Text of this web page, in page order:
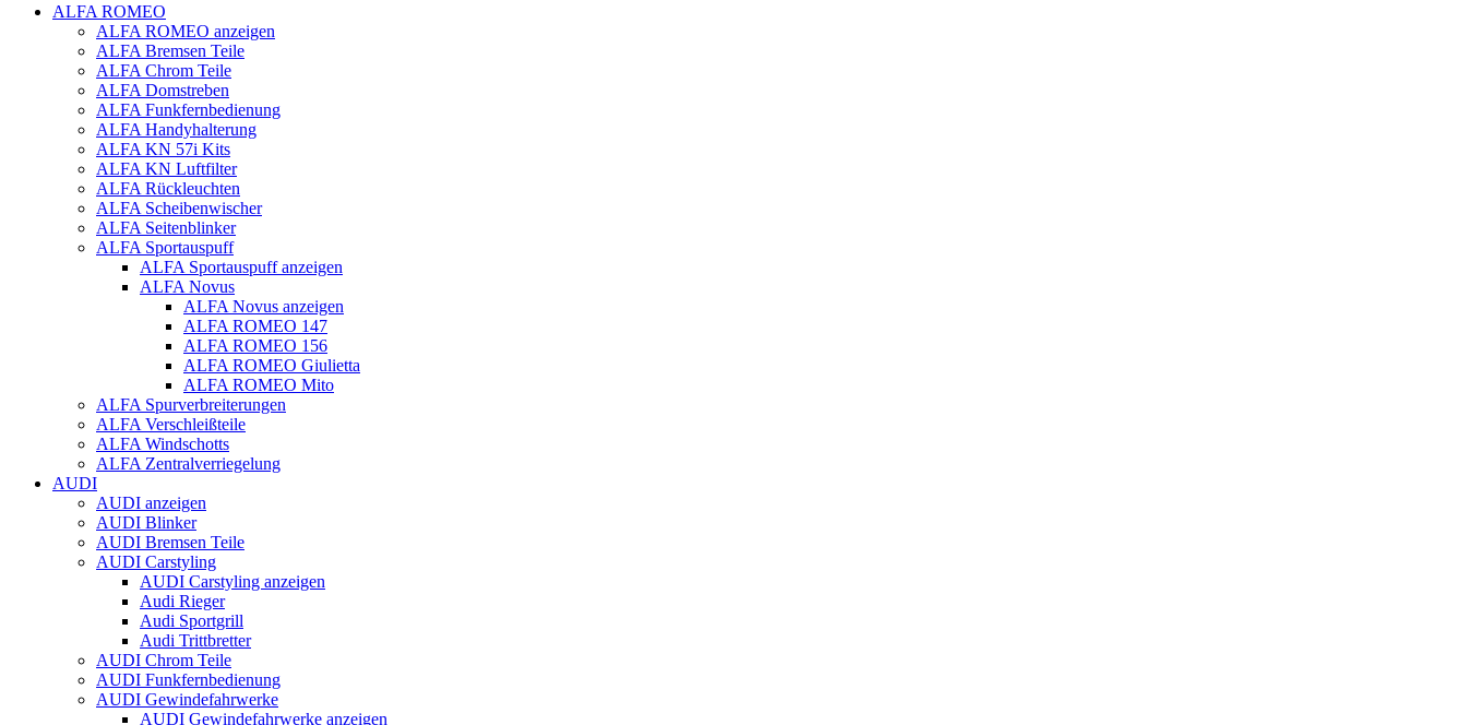
ALFA ROMEO
ALFA ROMEO anzeigen
ALFA Bremsen Teile
ALFA Chrom Teile
ALFA Domstreben
ALFA Funkfernbedienung
ALFA Handyhalterung
ALFA KN 57i Kits
ALFA KN Luftfilter
ALFA Rückleuchten
ALFA Scheibenwischer
ALFA Seitenblinker
ALFA Sportauspuff
ALFA Sportauspuff anzeigen
ALFA Novus
ALFA Novus anzeigen
ALFA ROMEO 147
ALFA ROMEO 156
ALFA ROMEO Giulietta
ALFA ROMEO Mito
ALFA Spurverbreiterungen
ALFA Verschleißteile
ALFA Windschotts
ALFA Zentralverriegelung
AUDI
AUDI anzeigen
AUDI Blinker
AUDI Bremsen Teile
AUDI Carstyling
AUDI Carstyling anzeigen
Audi Rieger
Audi Sportgrill
Audi Trittbretter
AUDI Chrom Teile
AUDI Funkfernbedienung
AUDI Gewindefahrwerke
AUDI Gewindefahrwerke anzeigen